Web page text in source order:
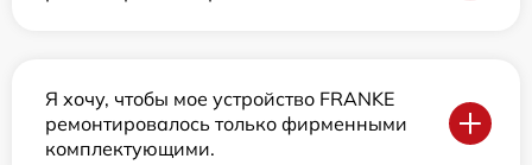
Я хочу, чтобы мое устройство FRANKE
ремонтировалось только фирменными
комплектующими.